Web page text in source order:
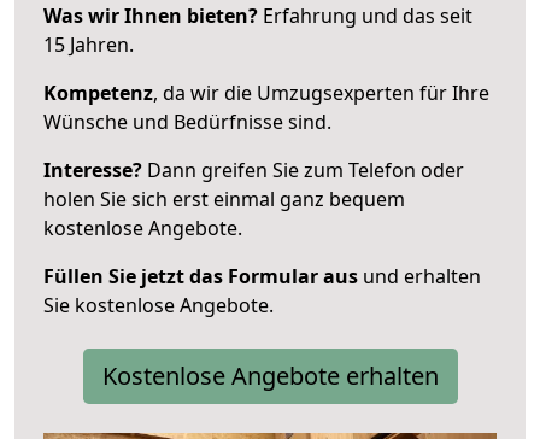
Was wir Ihnen bieten? Erfahrung und das seit
15 Jahren.
Kompetenz, da wir die Umzugsexperten für Ihre
Wünsche und Bedürfnisse sind.
Interesse? Dann greifen Sie zum Telefon oder
holen Sie sich erst einmal ganz bequem
kostenlose Angebote.
Füllen Sie jetzt das Formular aus und erhalten
Sie kostenlose Angebote.
Kostenlose Angebote erhalten